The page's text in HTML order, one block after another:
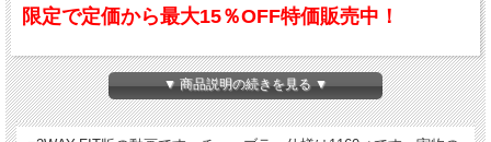
限定で定価から最大15％OFF特価販売中！
更に、今なら期間限定で送料無料サービス！（沖
縄・離島は除く）
▼ 商品説明の続きを見る ▼